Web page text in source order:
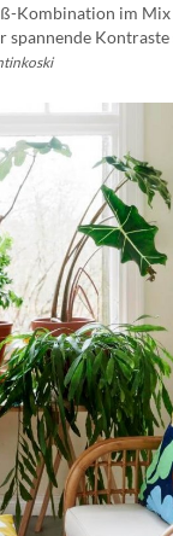
Kombination im
spannende